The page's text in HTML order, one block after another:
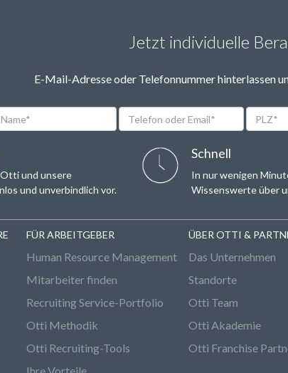
Jetzt individuelle
E-Mail-Adresse oder Telefonnummer hinterlassen
Telefon
oder
PLZ*
und unsere
und unverbindlich vor.
Schnell
In nur wenigen
Wissenswerte über
FÜR ARBEITGEBER
Human Resource Management
Mitarbeiter finden
Recruiting Service-Portfolio
Otti Methodik
Otti Recruiting-Tools
Ihre Vorteile
ÜBER OTTI &
Das Unternehmen
Standorte
Otti Team
Otti Akademie
Otti Franchise